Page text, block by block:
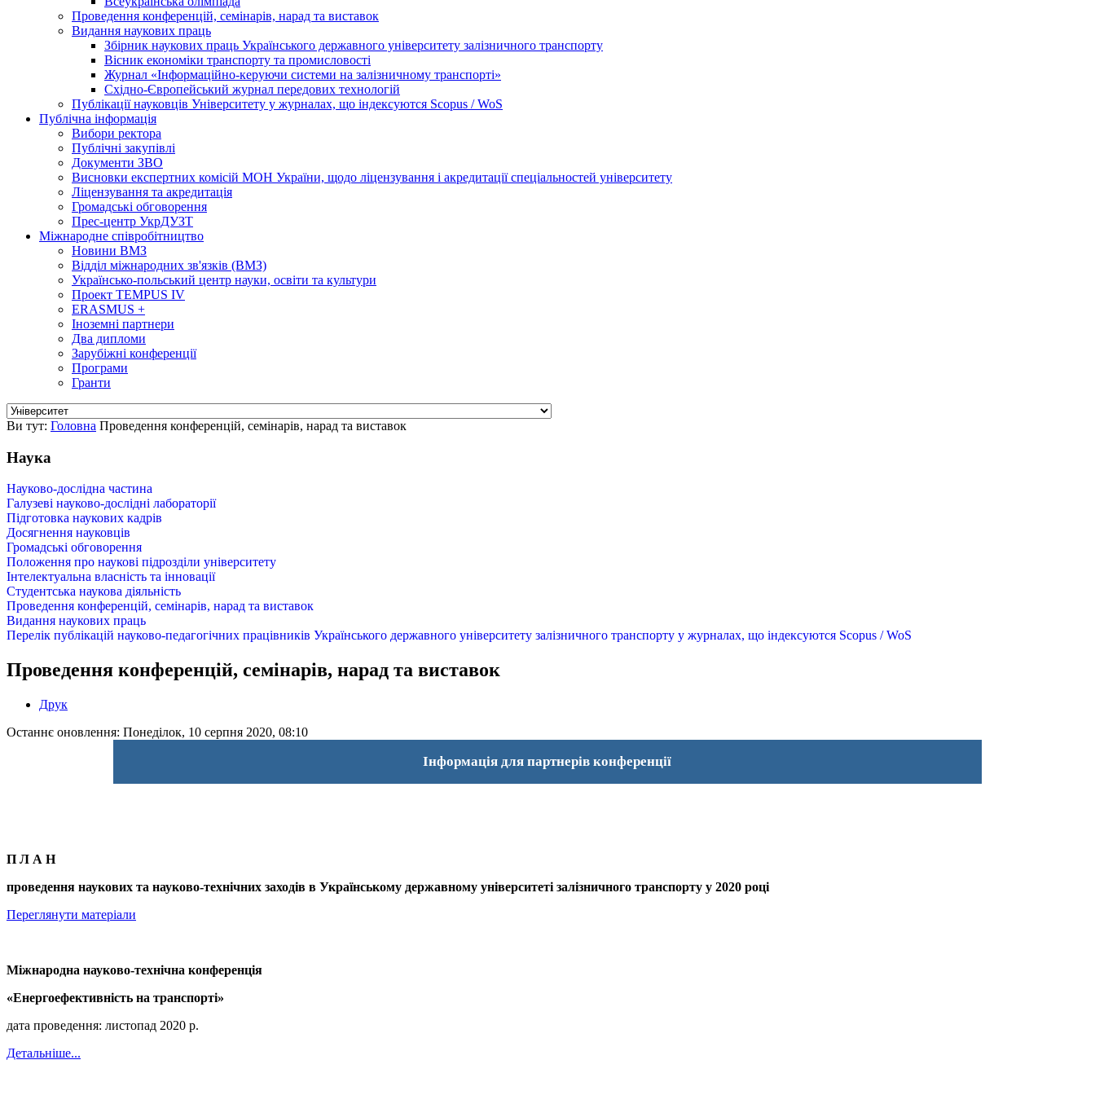
Проведення конференцій, семінарів, нарад та виставок
Видання наукових праць
Збірник наукових праць Українського державного університету залізничного транспорту
Вісник економіки транспорту та промисловості
Журнал «Інформаційно-керуючи системи на залізничному транспорті»
Східно-Європейський журнал передових технологій
Публікації науковців Університету у журналах, що індексуются Scopus / WoS
Публічна інформація
Вибори ректора
Публічні закупівлі
Документи ЗВО
Висновки експертних комісій МОН України, щодо ліцензування і акредитації спеціальностей університету
Ліцензування та акредитація
Громадські обговорення
Прес-центр УкрДУЗТ
Міжнародне співробітництво
Новини ВМЗ
Відділ міжнародних зв'язків (ВМЗ)
Українсько-польський центр науки, освіти та культури
Проект TEMPUS IV
ERASMUS +
Іноземні партнери
Два дипломи
Зарубіжні конференції
Програми
Гранти
Ви тут: Головна Проведення конференцій, семінарів, нарад та виставок
Наука
Науково-дослідна частина
Галузеві науково-дослідні лабораторії
Підготовка наукових кадрів
Досягнення науковців
Громадськi обговорення
Положення про наукові підрозділи університету
Інтелектуальна власність та інновації
Студентська наукова діяльність
Проведення конференцій, семінарів, нарад та виставок
Видання наукових праць
Перелік публікацій науково-педагогічних працівників Українського державного університету залізничного транспорту у журналах, що індексуются Scopus / WoS
Проведення конференцій, семінарів, нарад та виставок
Друк
Останнє оновлення: Понеділок, 10 серпня 2020, 08:10
Інформація для партнерів конференції
П Л А Н
проведення наукових та науково-технічних заходів в Українському державному університеті залізничного транcпорту у 2020 році
Переглянути матеріали
Міжнародна науково-технічна конференція
«Енергоефективність на транспорті»
дата проведення: листопад 2020 р.
Детальніше...